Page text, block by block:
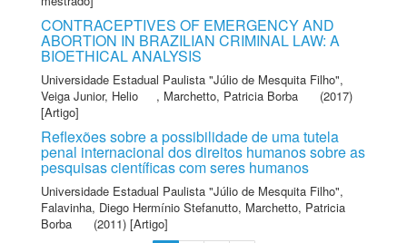
CONTRACEPTIVES OF EMERGENCY AND
ABORTION IN BRAZILIAN CRIMINAL LAW: A
BIOETHICAL ANALYSIS
Universidade Estadual Paulista "Júlio de Mesquita Filho",
Veiga Junior, Helio
, Marchetto, Patricia Borba
(2017)
[Artigo]
Reflexões sobre a possibilidade de uma tutela
penal internacional dos direitos humanos sobre as
pesquisas científicas com seres humanos
Universidade Estadual Paulista "Júlio de Mesquita Filho",
Falavinha, Diego Hermínio Stefanutto, Marchetto, Patricia
Borba
(2011) [Artigo]